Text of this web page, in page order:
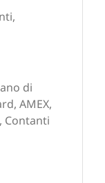
di
AMEX,
Contanti